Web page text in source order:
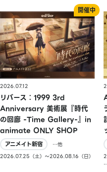
2026.07.12
リバース：1999 3rd
Anniversary 美術展『時代
の回廊 -Time Gallery-』in
animate ONLY SHOP
アニメイト新宿
…他
2026.07.25（土）〜2026.08.16（日）